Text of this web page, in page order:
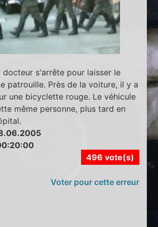
docteur s'arrête pour laisser le
patrouille. Près de la voiture, il y a
une bicyclette rouge. Le véhicule
même personne, plus tard en
496 vote(s)
Voter pour cette erreur